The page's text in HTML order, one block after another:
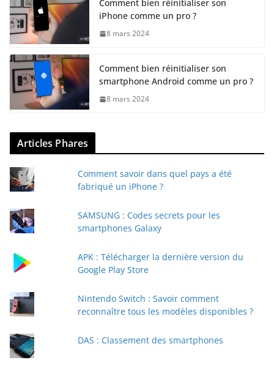
Comment bien réinitialiser son
iPhone comme un pro ?
8 mars 2024
Comment bien réinitialiser son
smartphone Android comme un pro ?
8 mars 2024
Articles Phares
Comment savoir dans quel pays a été
fabriqué un iPhone ?
SAMSUNG : Codes secrets pour les
smartphones Galaxy
APK : Télécharger la dernière version du
Google Play Store
Nintendo Switch : Savoir comment
reconnaître tous les modèles disponibles ?
DAS : Classement des smartphones